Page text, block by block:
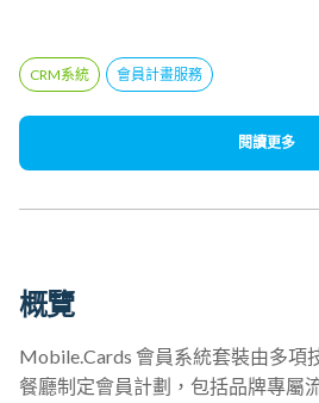
CRM系統 會員計畫服務
閱讀更多
概覽
Mobile.Cards 會員系統套裝由多項
餐廳制定會員計劃，包括品牌專屬